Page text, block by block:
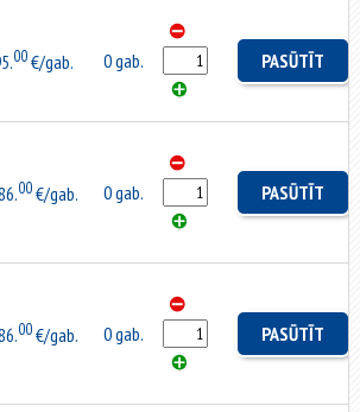
00€/gab. 0 gab. PASŪTĪT
00€/gab. 0 gab. PASŪTĪT
00€/gab. 0 gab. PASŪTĪT